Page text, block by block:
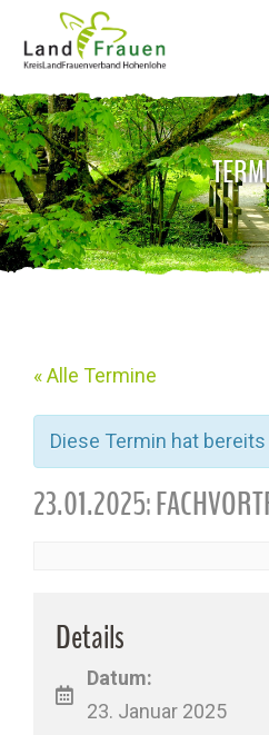
« Alle Termine
Diese Termin hat
23.01.2025:
Details
Datum:
23. Januar 2025